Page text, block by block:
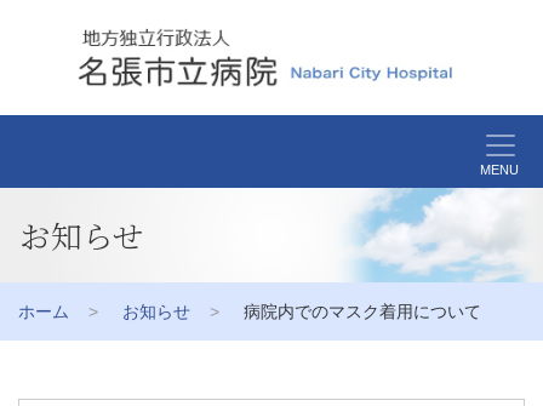
MENU
お知らせ
ホーム お知らせ 病院内でのマスク着用について